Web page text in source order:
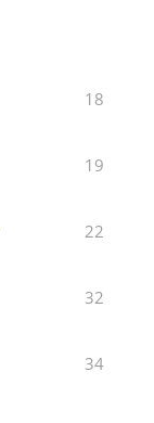
18
19
22
32
34